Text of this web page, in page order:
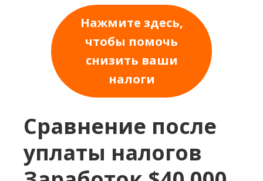
Нажмите здесь,
чтобы помочь
снизить ваши
налоги
Сравнение после
уплаты налогов